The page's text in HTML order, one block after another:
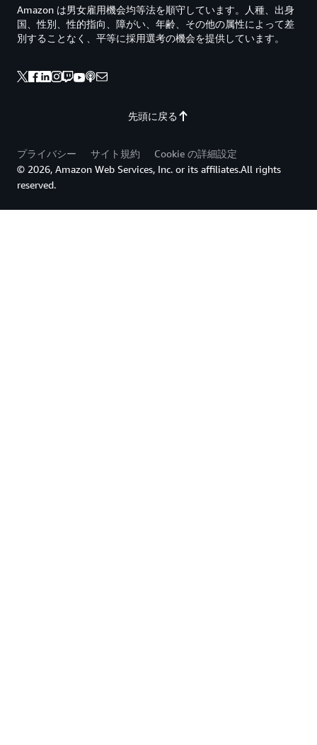
先頭に戻る
Amazon は男女雇用機会均等法を順守しています。人種、出身
国、性別、性的指向、障がい、年齢、その他の属性によって差
別することなく、平等に採用選考の機会を提供しています。
プライバシー サイト規約
Cookie の詳細設定
© 2026, Amazon Web Services, Inc. or its affiliates.All rights
reserved.